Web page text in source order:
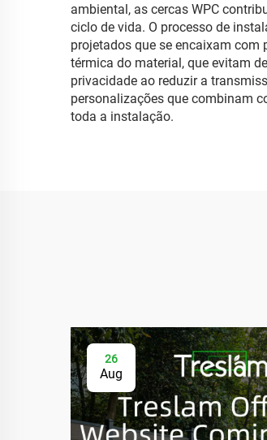
ambiental, as cercas WPC
ciclo de vida. O processo de
projetados que se encaixam com
térmica do material, que evitam
privacidade ao reduzir a
personalizações que combinam
toda a instalação.
26
Aug